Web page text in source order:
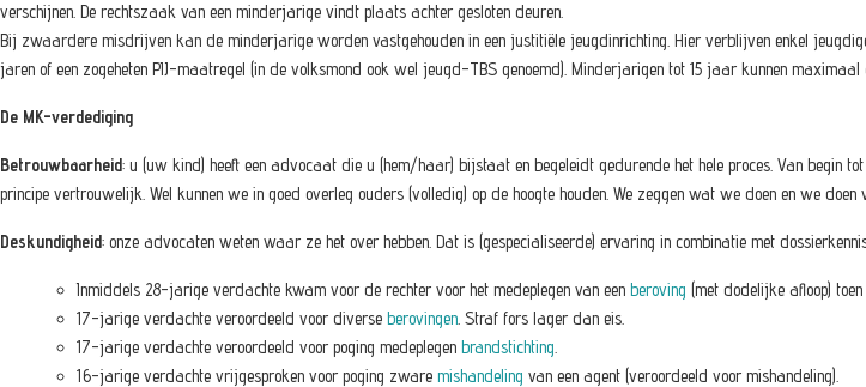
verschijnen. De rechtszaak van een minderjarige vindt plaats achter gesloten deuren.
Bij zwaardere misdrijven kan de minderjarige worden vastgehouden in een justitiële jeugdinrichting. Hier verblijven enkel
jaren of een zogeheten PIJ-maatregel (in de volksmond ook wel jeugd-TBS genoemd). Minderjarigen tot 15 jaar kunnen
De MK-verdediging
Betrouwbaarheid: u (uw kind) heeft een advocaat die u (hem/haar) bijstaat en begeleidt gedurende het hele proces. Van
principe vertrouwelijk. Wel kunnen we in goed overleg ouders (volledig) op de hoogte houden. We zeggen wat we doen en we
Deskundigheid: onze advocaten weten waar ze het over hebben. Dat is (gespecialiseerde) ervaring in combinatie met
Inmiddels 28-jarige verdachte kwam voor de rechter voor het medeplegen van een beroving (met dodelijke afloop)
17-jarige verdachte veroordeeld voor diverse berovingen . Straf fors lager dan eis.
17-jarige verdachte veroordeeld voor poging medeplegen brandstichting
16-jarige verdachte vrijgesproken voor poging zware mishandeling van een agent (veroordeeld voor mishandeling).